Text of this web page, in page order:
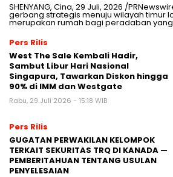
SHENYANG, Cina, 29 Juli, 2026 /
gerbang strategis menuju wilayah timur
merupakan rumah bagi peradaban
Pers Rilis
West The Sale Kembali Hadir,
Sambut Libur Hari Nasional
Singapura, Tawarkan Diskon hingga
90% di IMM dan Westgate
Rabu, 29 Juli 2026 - 15:18 WIB
Pers Rilis
GUGATAN PERWAKILAN KELOMPOK
TERKAIT SEKURITAS TRQ DI KANADA —
PEMBERITAHUAN TENTANG USULAN
PENYELESAIAN